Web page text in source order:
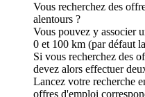
Vous recherchez des
alentours ?
Vous pouvez y associer
0 et 100 km (par défaut
Si vous recherchez des
devez alors effectuer
Lancez votre recherche
offres d'emploi